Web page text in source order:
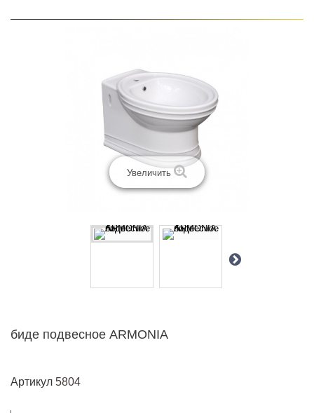
ДОСТАВКА И ВОЗВРАТ
Увеличить
биде подвесное ARMONIA
Артикул 5804